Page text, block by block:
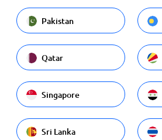
Pakistan
Qatar
Singapore
Sri Lanka